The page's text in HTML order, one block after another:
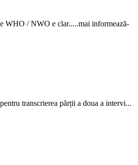
WHO / NWO e clar.....mai informează-
transcrierea părții a doua a intervi...